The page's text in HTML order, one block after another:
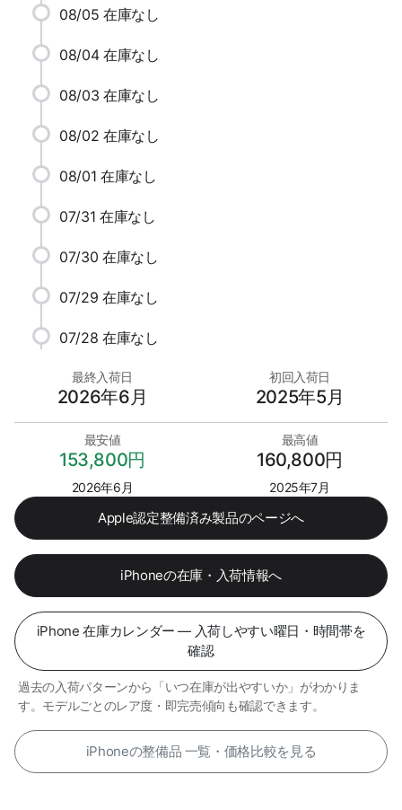
08/05 在庫なし
08/04 在庫なし
08/03 在庫なし
08/02 在庫なし
08/01 在庫なし
07/31 在庫なし
07/30 在庫なし
07/29 在庫なし
07/28 在庫なし
最終入荷日
2026年6月
初回入荷日
2025年5月
最安値
153,800円
2026年6月
最高値
160,800円
2025年7月
Apple認定整備済み製品のページへ
iPhoneの在庫・入荷情報へ
iPhone 在庫カレンダー — 入荷しやすい曜日・時間帯を
確認
過去の入荷パターンから「いつ在庫が出やすいか」がわかりま
す。モデルごとのレア度・即完売傾向も確認できます。
iPhoneの整備品 一覧・価格比較を見る